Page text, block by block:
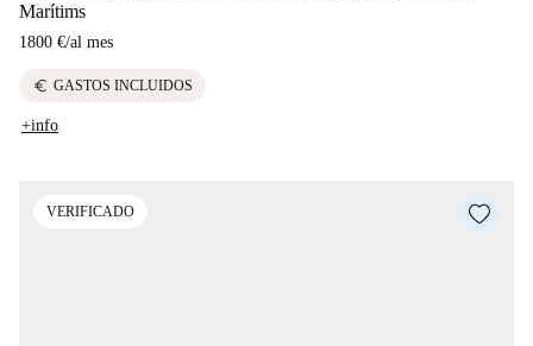
Marítims
1800 €/al mes
euro GASTOS INCLUIDOS
+info
VERIFICADO